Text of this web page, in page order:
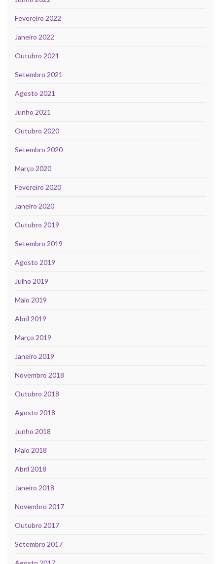
Fevereiro 2022
Janeiro 2022
Outubro 2021
Setembro 2021
Agosto 2021
Junho 2021
Outubro 2020
Setembro 2020
Março 2020
Fevereiro 2020
Janeiro 2020
Outubro 2019
Setembro 2019
Agosto 2019
Julho 2019
Maio 2019
Abril 2019
Março 2019
Janeiro 2019
Novembro 2018
Outubro 2018
Agosto 2018
Junho 2018
Maio 2018
Abril 2018
Janeiro 2018
Novembro 2017
Outubro 2017
Setembro 2017